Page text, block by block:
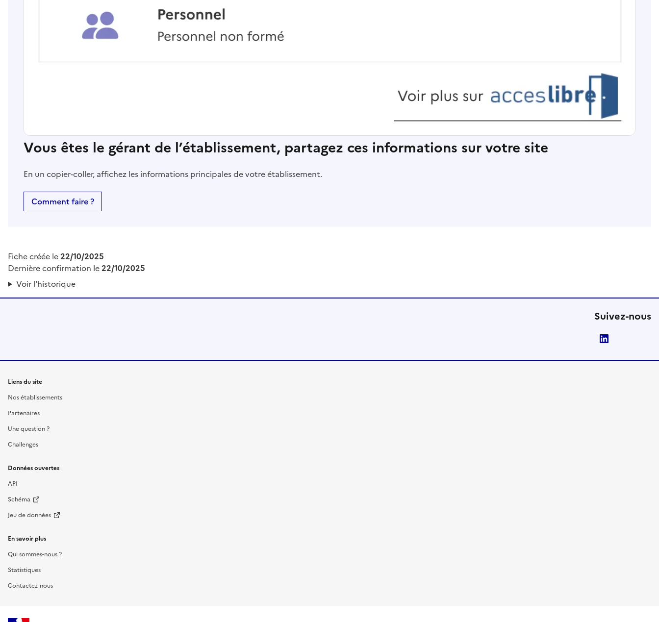
Vous êtes le gérant de l’établissement, partagez ces informations sur votre site
En un copier-coller, affichez les informations principales de votre établissement.
Comment faire ?
Fiche créée le22/10/2025
Dernière confirmation le22/10/2025
Voir l'historique
Suivez-nous
Liens du site
Nos établissements
Partenaires
Une question ?
Challenges
Données ouvertes
API
Schéma
Jeu de données
En savoir plus
Qui sommes-nous ?
Statistiques
Contactez-nous